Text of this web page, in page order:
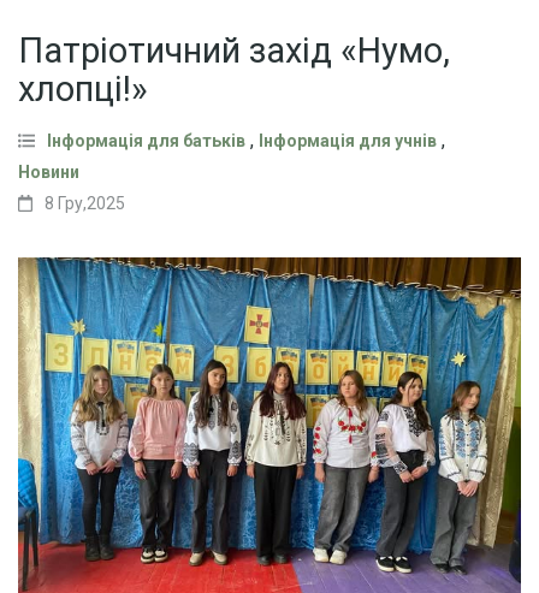
Патріотичний захід «Нумо,
хлопці!»
Інформація для батьків , Інформація для учнів ,
Новини
8 Гру,2025